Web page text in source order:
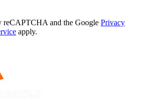
reCAPTCHA and the Google Privacy
apply.